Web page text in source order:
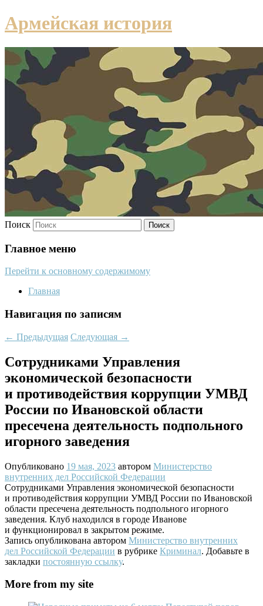
Армейская история
Поиск
Главное меню
Перейти к основному содержимому
Главная
Навигация по записям
← Предыдущая Следующая →
Сотрудниками Управления
экономической безопасности
и противодействия коррупции УМВД
России по Ивановской области
пресечена деятельность подпольного
игорного заведения
Опубликовано 19 мая, 2023 автором Министерство
внутренних дел Российской Федерации
Сотрудниками Управления экономической безопасности
и противодействия коррупции УМВД России по Ивановской
области пресечена деятельность подпольного игорного
заведения. Клуб находился в городе Иванове
и функционировал в закрытом режиме.
Запись опубликована автором Министерство внутренних
дел Российской Федерации в рубрике Криминал. Добавьте в
закладки постоянную ссылку.
More from my site